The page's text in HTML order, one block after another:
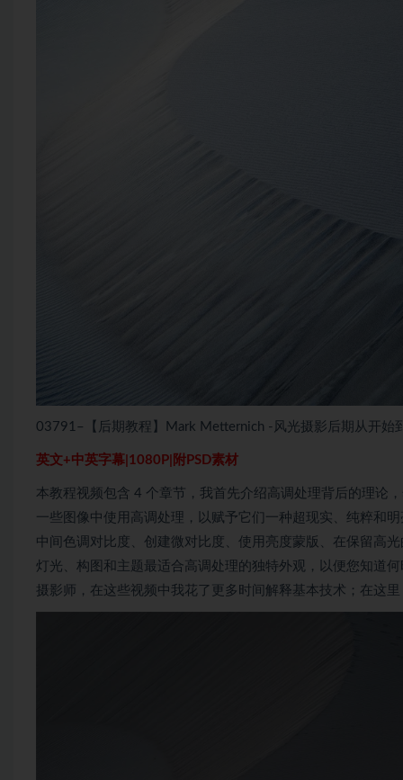
03791–【后期教程】Mark Metternich -风光摄影后期从开始
英文+中英字幕|1080P|附PSD素材
本教程视频包含 4 个章节，我首先介绍高调处理背后的理论
一些图像中使用高调处理，以赋予它们一种超现实、纯粹和
中间色调对比度、创建微对比度、使用亮度蒙版、在保留高
灯光、构图和主题最适合高调处理的独特外观，以便您知道
摄影师，在这些视频中我花了更多时间解释基本技术；在这